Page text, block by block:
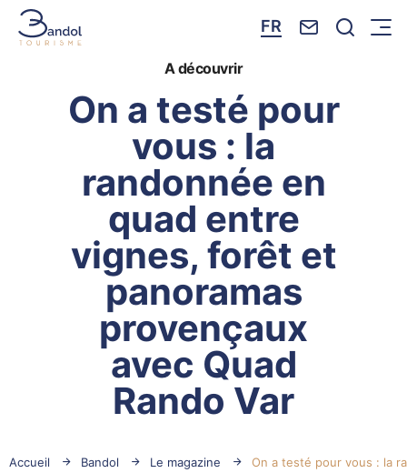
FR Nous Je
Menu
A découvrir
On a testé pour
vous : la
randonnée en
quad entre
vignes, forêt et
panoramas
provençaux
avec Quad
Rando Var
Accueil Bandol Le magazine On a testé pour vous : la